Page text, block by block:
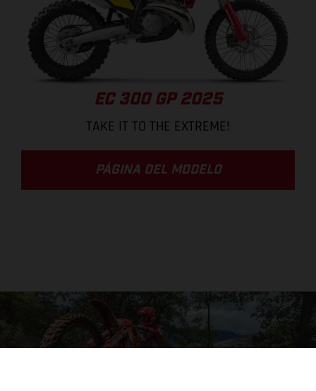
EC 300 GP 2025
TAKE IT TO THE EXTREME!
PÁGINA DEL MODELO